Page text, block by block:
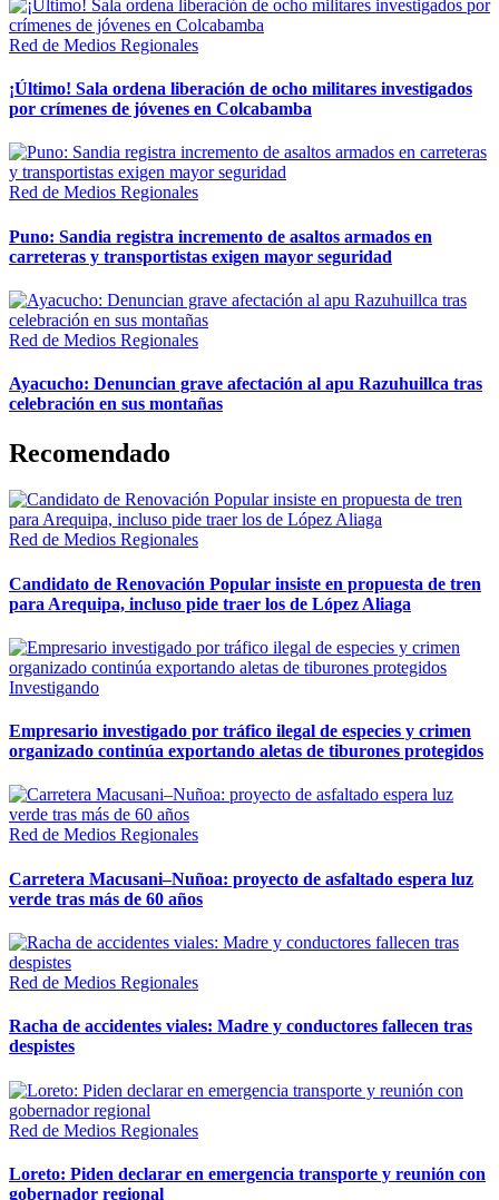
Red de Medios Regionales
¡Último! Sala ordena liberación de ocho militares investigados
por crímenes de jóvenes en Colcabamba
Red de Medios Regionales
Puno: Sandia registra incremento de asaltos armados en
carreteras y transportistas exigen mayor seguridad
Red de Medios Regionales
Ayacucho: Denuncian grave afectación al apu Razuhuillca tras
celebración en sus montañas
Recomendado
Red de Medios Regionales
Candidato de Renovación Popular insiste en propuesta de tren
para Arequipa, incluso pide traer los de López Aliaga
Investigando
Empresario investigado por tráfico ilegal de especies y crimen
organizado continúa exportando aletas de tiburones protegidos
Red de Medios Regionales
Carretera Macusani–Nuñoa: proyecto de asfaltado espera luz
verde tras más de 60 años
Red de Medios Regionales
Racha de accidentes viales: Madre y conductores fallecen tras
despistes
Red de Medios Regionales
Loreto: Piden declarar en emergencia transporte y reunión con
gobernador regional